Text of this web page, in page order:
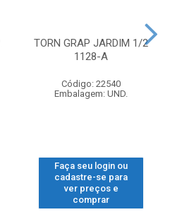
TORN GRAP JARDIM 1/2
1128-A
Código: 22540
Embalagem: UND.
Faça seu login ou
cadastre-se para
ver preços e
comprar